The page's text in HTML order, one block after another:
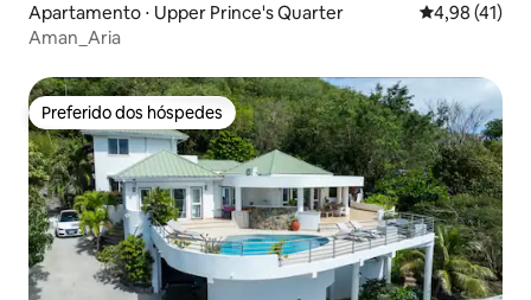
Apartamento ⋅ Upper Prince's Quarter 4,98 de uma
4,98 (41)
Aman_Aria
Preferido dos hóspedes
Preferido dos hóspedes